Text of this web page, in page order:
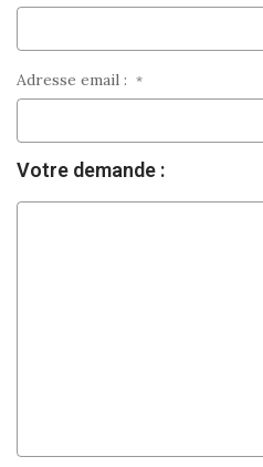
Adresse email : *
Votre demande :